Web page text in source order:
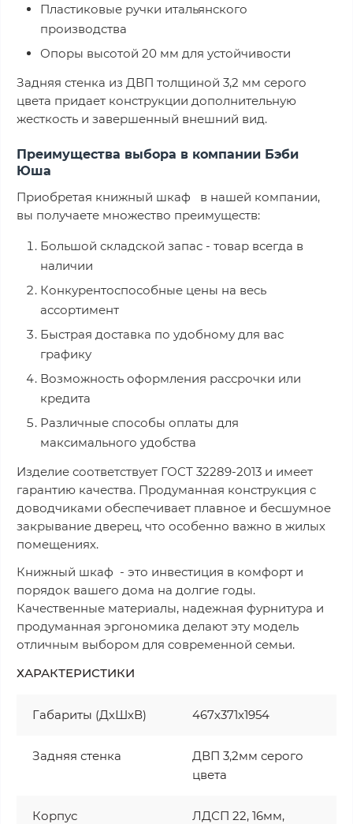
Пластиковые ручки итальянского
производства
Опоры высотой 20 мм для устойчивости
Задняя стенка из ДВП толщиной 3,2 мм серого
цвета придает конструкции дополнительную
жесткость и завершенный внешний вид.
Преимущества выбора в компании Бэби
Юша
Приобретая книжный шкаф в нашей компании,
вы получаете множество преимуществ:
Большой складской запас - товар всегда в
наличии
Конкурентоспособные цены на весь
ассортимент
Быстрая доставка по удобному для вас
графику
Возможность оформления рассрочки или
кредита
Различные способы оплаты для
максимального удобства
Изделие соответствует ГОСТ 32289-2013 и имеет
гарантию качества. Продуманная конструкция с
доводчиками обеспечивает плавное и бесшумное
закрывание дверец, что особенно важно в жилых
помещениях.
Книжный шкаф - это инвестиция в комфорт и
порядок вашего дома на долгие годы.
Качественные материалы, надежная фурнитура и
продуманная эргономика делают эту модель
отличным выбором для современной семьи.
ХАРАКТЕРИСТИКИ
Габариты (ДхШхВ) 467х371х1954
Задняя стенка
ДВП 3,2мм серого
цвета
Корпус
ЛДСП 22, 16мм,